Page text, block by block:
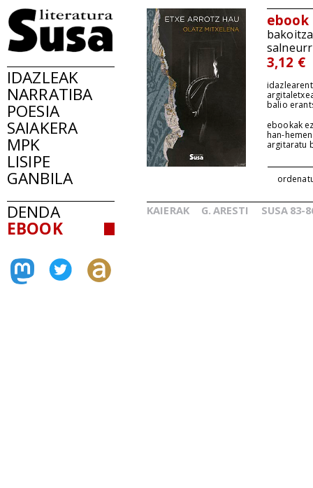
IDAZLEAK
NARRATIBA
POESIA
SAIAKERA
MPK
LISIPE
GANBILA
DENDA
EBOOK
ebook
3,12 €
balio
ebookak
han-
argitaratu
KAIERAK G. ARESTI SUSA 83-